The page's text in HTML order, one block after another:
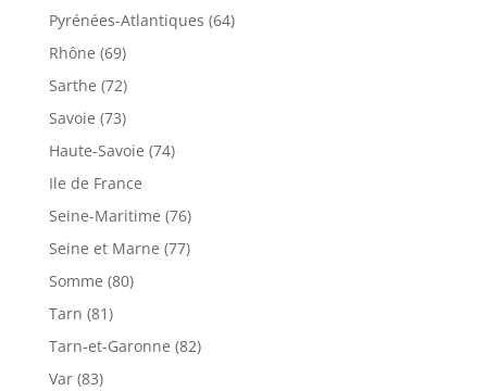
Pyrénées-Atlantiques (64)
Rhône (69)
Sarthe (72)
Savoie (73)
Haute-Savoie (74)
Ile de France
Seine-Maritime (76)
Seine et Marne (77)
Somme (80)
Tarn (81)
Tarn-et-Garonne (82)
Var (83)